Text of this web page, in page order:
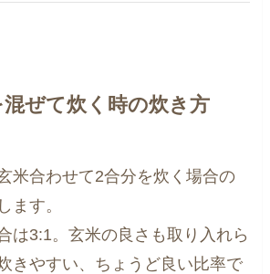
ぜて炊く時の炊き方
米合わせて2合分を炊く場合の
ます。
は3:1。玄米の良さも取り入れら
きやすい、ちょうど良い比率で